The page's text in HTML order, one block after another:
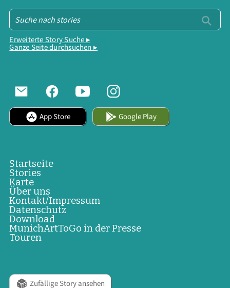
Erweiterte Story Suche ▸
Ganze Seite durchsuchen ▸
App Store Google Play
Startseite
Stories
Karte
Über uns
Kontakt/Impressum
Datenschutz
Download
MunichArtToGo in der Presse
Touren
Zufällige Story ansehen